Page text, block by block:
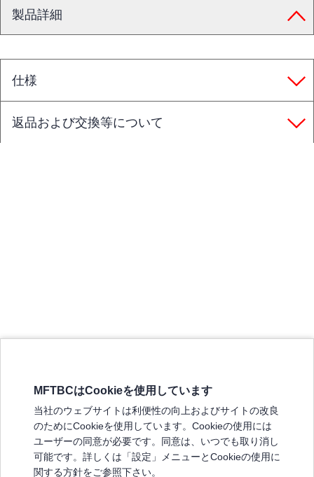
製品詳細
仕様
返品および交換等について
弊社の製品について
販売店リスト
よくある質問 / お問い合わせ
MFTBCはCookieを使用しています
当社のウェブサイトは利便性の向上およびサイトの改良
のためにCookieを使用しています。Cookieの使用には
ユーザーの同意が必要です。同意は、いつでも取り消し
可能です。詳しくは「設定」メニューとCookieの使用に
関する方針をご参照下さい。